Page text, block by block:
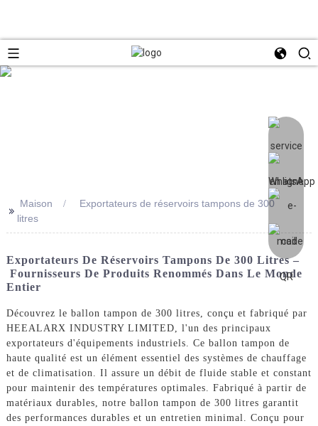
>> Maison
Exportateurs de réservoirs tampons de 300
litres
Exportateurs De Réservoirs Tampons De 300 Litres –
Fournisseurs De Produits Renommés Dans Le Monde
Entier
Découvrez le ballon tampon de 300 litres, conçu et fabriqué par
HEEALARX INDUSTRY LIMITED, l'un des principaux
exportateurs d'équipements industriels. Ce ballon tampon de
haute qualité est un élément essentiel des systèmes de chauffage
et de climatisation. Il assure un débit de fluide stable et constant
pour maintenir des températures optimales. Fabriqué à partir de
matériaux durables, notre ballon tampon de 300 litres garantit
des performances durables et un entretien minimal. Conçu pour